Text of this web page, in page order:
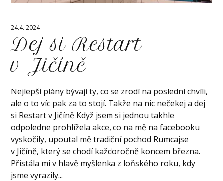
24.4. 2024
Dej si Restart
v Jičíně
Nejlepší plány bývají ty, co se zrodí na poslední chvíli,
ale o to víc pak za to stojí. Takže na nic nečekej a dej
si Restart v Jičíně Když jsem si jednou takhle
odpoledne prohlížela akce, co na mě na facebooku
vyskočily, upoutal mě tradiční pochod Rumcajse
v Jičíně, který se chodí každoročně koncem března.
Přistála mi v hlavě myšlenka z loňského roku, kdy
jsme vyrazily...